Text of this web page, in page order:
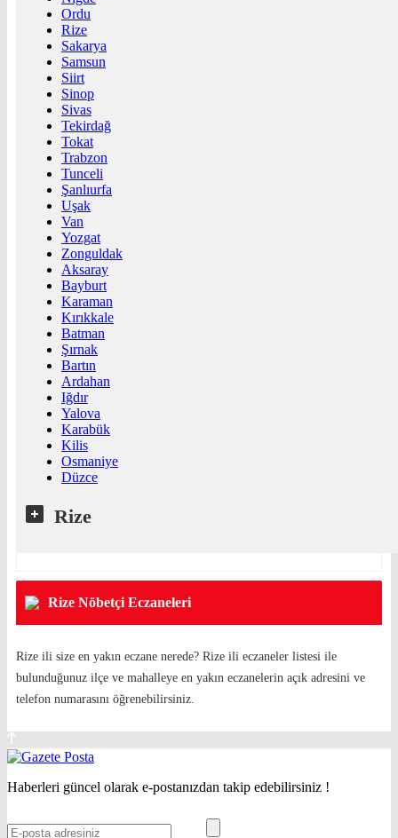
Ordu
Rize
Sakarya
Samsun
Siirt
Sinop
Sivas
Tekirdağ
Tokat
Trabzon
Tunceli
Şanlıurfa
Uşak
Van
Yozgat
Zonguldak
Aksaray
Bayburt
Karaman
Kırıkkale
Batman
Şırnak
Bartın
Ardahan
Iğdır
Yalova
Karabük
Kilis
Osmaniye
Düzce
Rize
Rize Nöbetçi Eczaneleri
Rize ili size en yakın eczane nerede? Rize ili eczaneler listesi ile
bulunduğunuz ilçe ve mahalleye en yakın eczanelerin açık adresini ve
telefon numarasını öğrenebilirsiniz.
Haberleri güncel olarak e-postanızdan takip edebilirsiniz !